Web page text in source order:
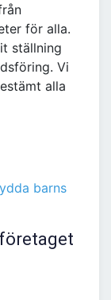
för alla.
ställning
Vi
alla
barns